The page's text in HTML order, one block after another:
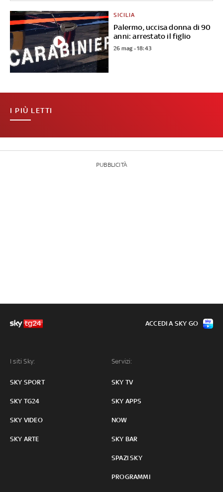
Palermo, uccisa donna di 90
anni: arrestato il figlio
SICILIA
26 mag - 18:43
I PIÙ LETTI
PUBBLICITÀ
I siti Sky:
SKY SPORT
SKY TG24
SKY VIDEO
SKY ARTE
Servizi:
SKY TV
SKY APPS
NOW
SKY BAR
SPAZI SKY
PROGRAMMI
ACCEDI A SKY GO